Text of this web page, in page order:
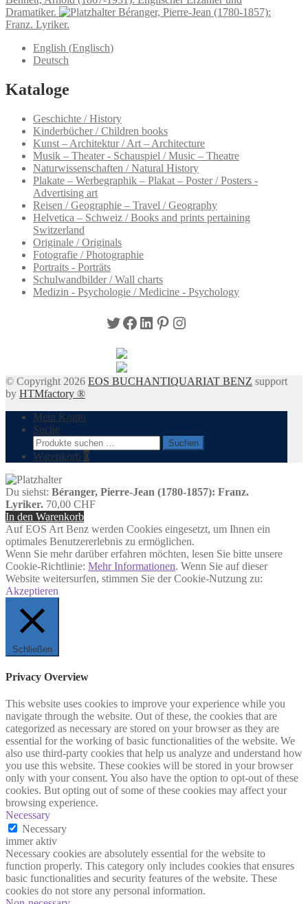
Dramatiker.
Béranger, Pierre-Jean (1780-1857):
Franz. Lyriker.
English (Englisch)
Deutsch
Kataloge
Geschichte / History
Kinderbücher / Children books
Kunst – Architektur / Art – Architecture
Musik – Theater - Schauspiel / Music – Theatre
Naturwissenschaften / Natural History
Plakate – Werbegraphik – Plakat – Poster / Posters -
Advertising art
Reisen / Geographie – Travel / Geography
Helvetica – Schweiz / Books and prints pertaining
Switzerland
Originale / Originals
Fotografie / Photographie
Portraits - Porträts
Schulwandbilder / Wall charts
Medizin - Psychologie / Medicine - Psychology
Twitter
Facebook
LinkedIn
Pinterest
Instagram
© Copyright 2026 EOS BUCHANTIQUARIAT BENZ support
by HTMfactory ®
Mein Konto
Suche
Suchen
nach:
Suchen
Warenkorb 0
Du siehst: Béranger, Pierre-Jean (1780-1857): Franz.
Lyriker. 70,00 CHF
In den Warenkorb
Auf EOS Art Benz werden Cookies eingesetzt, um Ihnen ein
optimales Benutzererlebnis zu ermöglichen.
Wenn Sie mehr darüber erfahren möchten, lesen Sie bitte unsere
Cookie-Richtlinie: Mehr Informationen. Wenn Sie auf dieser
Website weitersurfen, stimmen Sie der Cookie-Nutzung zu:
Akzeptieren
Schließen
Privacy Overview
This website uses cookies to improve your experience while you
navigate through the website. Out of these, the cookies that are
categorized as necessary are stored on your browser as they are
essential for the working of basic functionalities of the website. We
also use third-party cookies that help us analyze and understand how
you use this website. These cookies will be stored in your browser
only with your consent. You also have the option to opt-out of these
cookies. But opting out of some of these cookies may affect your
browsing experience.
Necessary
Necessary
immer aktiv
Necessary cookies are absolutely essential for the website to
function properly. This category only includes cookies that ensures
basic functionalities and security features of the website. These
cookies do not store any personal information.